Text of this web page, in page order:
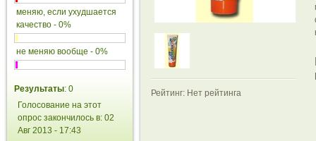
меняю, если ухудшается
качество - 0%
не меняю вообще - 0%
Результаты: 0
Голосование на этот
опрос закончилось в: 02
Авг 2013 - 17:43
Рейтинг: Нет рейтинга